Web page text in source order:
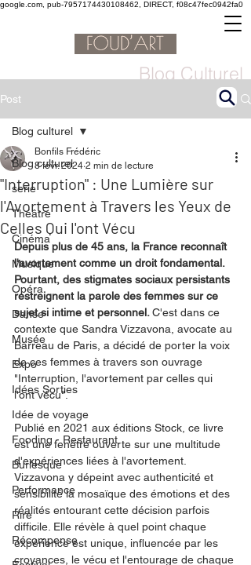
google.com, pub-7957174430108462, DIRECT, f08c47fec0942fa0
Blog Culturel
Post
Blog culturel
serie
Théâtre
Cinéma
Musique
Opéra
Danse
Musée
Expo
Idées Sorties
Idée de voyage
Fooding - Restaurant
Burlesque
Performance
Rire
Récompense
Blog culturel
"Interruption" : Une Lumière sur
l'Avortement à Travers les Yeux de
Celles Qui l'ont Vécu
Bonfils Frédéric
8 févr. 2024 2 min de lecture
Depuis plus de 45 ans, la France reconnaît
l'avortement comme un droit fondamental.
Pourtant, des stigmates sociaux persistants
restreignent la parole des femmes sur ce
sujet si intime et personnel. C'est dans ce
contexte que Sandra Vizzavona, avocate au
Barreau de Paris, a décidé de porter la voix
de ces femmes à travers son ouvrage
"Interruption, l'avortement par celles qui
l'ont vécu".
Publié en 2021 aux éditions Stock, ce livre
est une fenêtre ouverte sur une multitude
d'expériences liées à l'avortement.
Vizzavona y dépeint avec authenticité et
sensibilité la mosaïque des émotions et des
réalités entourant cette décision parfois
difficile. Elle révèle à quel point chaque
expérience est unique, influencée par les
croyances, le vécu et l'entourage de chaque